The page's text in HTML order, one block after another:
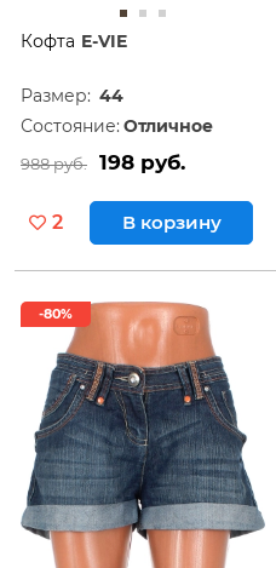
Кофта E-VIE
Размер: 44
Состояние: Отличное
988 руб. 198 руб.
2 В корзину
-80%